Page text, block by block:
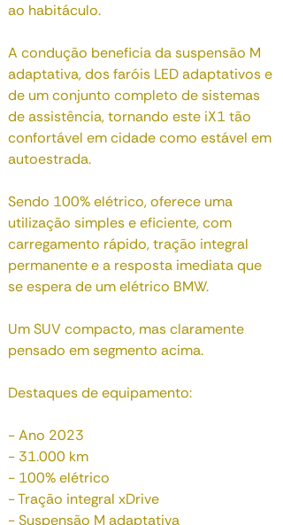
ao habitáculo.
A condução beneficia da suspensão M
adaptativa, dos faróis LED adaptativos e
de um conjunto completo de sistemas
de assistência, tornando este iX1 tão
confortável em cidade como estável em
autoestrada.
Sendo 100% elétrico, oferece uma
utilização simples e eficiente, com
carregamento rápido, tração integral
permanente e a resposta imediata que
se espera de um elétrico BMW.
Um SUV compacto, mas claramente
pensado em segmento acima.
Destaques de equipamento:
- Ano 2023
- 31.000 km
- 100% elétrico
- Tração integral xDrive
- Suspensão M adaptativa